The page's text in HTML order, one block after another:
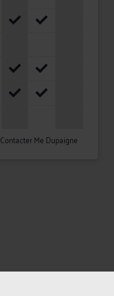
Contacter Me Dupaigne